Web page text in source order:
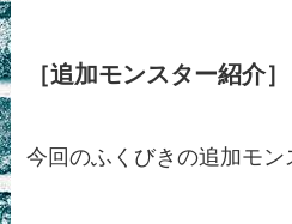
［追加モンスター紹介］
今回のふくびきの追加モン